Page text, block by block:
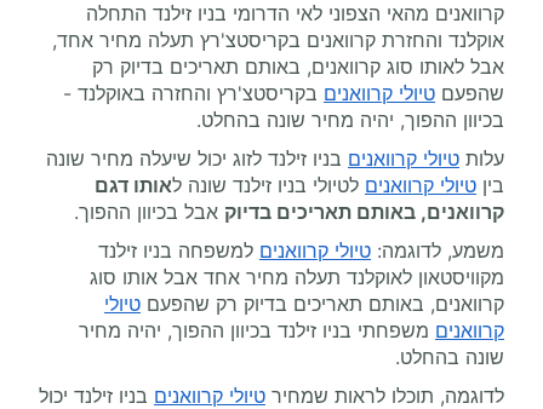
קרוואנים מהאי הצפוני לאי הדרומי בניו זילנד התחלה
אוקלנד והחזרת קרוואנים בקריסטצ'רץ תעלה מחיר אחד,
אבל לאותו סוג קרוואנים, באותם תאריכים בדיוק רק
שהפעם טיולי קרוואנים בקריסטצ'רץ והחזרה באוקלנד -
בכיוון ההפוך, יהיה מחיר שונה בהחלט.
עלות טיולי קרוואנים בניו זילנד לזוג יכול שיעלה מחיר שונה
בין טיולי קרוואנים לטיולי בניו זילנד שונה לאותו דגם
קרוואנים, באותם תאריכים בדיוק אבל בכיוון ההפוך.
משמע, לדוגמה: טיולי קרוואנים למשפחה בניו זילנד
מקוויסטאון לאוקלנד תעלה מחיר אחד אבל אותו סוג
קרוואנים, באותם תאריכים בדיוק רק שהפעם טיולי
קרוואנים משפחתי בניו זילנד בכיוון ההפוך, יהיה מחיר
שונה בהחלט.
לדוגמה, תוכלו לראות שמחיר טיולי קרוואנים בניו זילנד יכול